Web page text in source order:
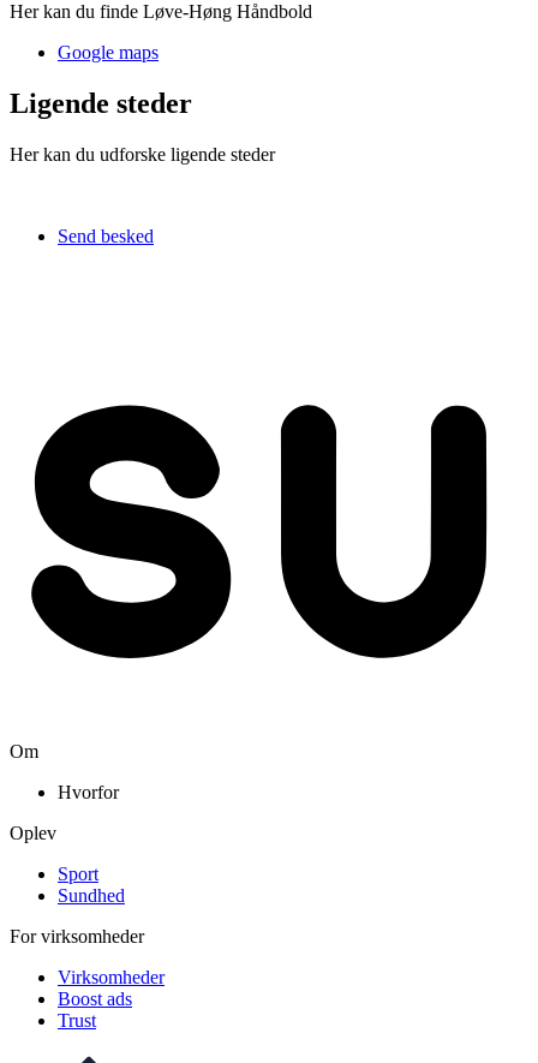
Her kan du finde Løve-Høng Håndbold
Google maps
Ligende steder
Her kan du udforske ligende steder
Send besked
Om
Hvorfor
Oplev
Sport
Sundhed
For virksomheder
Virksomheder
Boost ads
Trust